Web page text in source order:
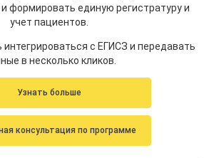
формировать единую регистратуру и
учет пациентов.
с ЕГИСЗ и передавать
в несколько кликов.
Узнать больше
консультация по программе